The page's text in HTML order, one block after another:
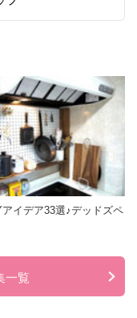
アイデア33選♪デッドズペ
一覧